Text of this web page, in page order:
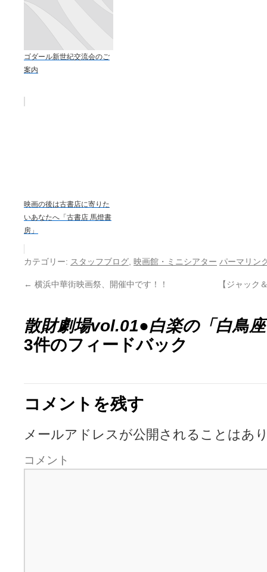
ゴダール新世紀交流会のご
案内
映画の後は古書店に寄りた
いあなたへ「古書店 馬燈書
房」
カテゴリー: スタッフブログ 映画館・ミニシアター パーマリン
← 横浜中華街映画祭、開催中です！！ 【ジャック
散財劇場vol.01●白楽の「白鳥
3件のフィードバック
コメントを残す
メールアドレスが公開されることはあ
コメント